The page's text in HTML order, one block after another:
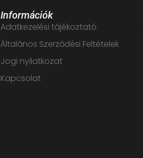
Információk
Adatkezelési tájékoztató
Általános Szerződési Feltételek
Jogi nyilatkozat
Kapcsolat